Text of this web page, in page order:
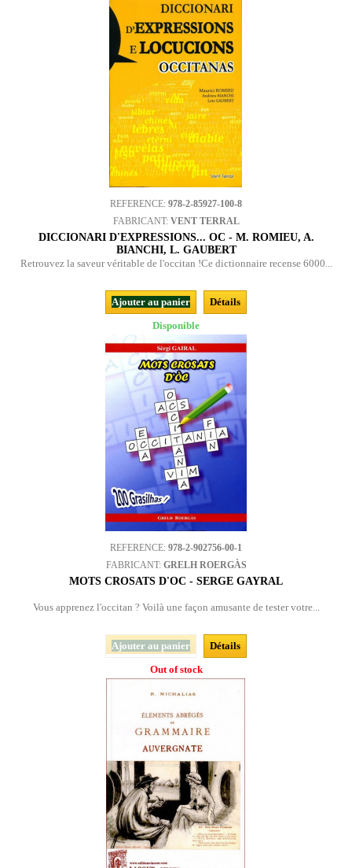
REFERENCE: 978-2-85927-100-8
FABRICANT: VENT TERRAL
DICCIONARI D'EXPRESSIONS... OC - M. ROMIEU, A.
BIANCHI, L. GAUBERT
Retrouvez la saveur véritable de l'occitan !Ce dictionnaire recense 6000...
Ajouter au panier
Détails
Disponible
REFERENCE: 978-2-902756-00-1
FABRICANT: GRELH ROERGÀS
MOTS CROSATS D'OC - SERGE GAYRAL
Vous apprenez l'occitan ? Voilà une façon amusante de tester votre...
Ajouter au panier
Détails
Out of stock